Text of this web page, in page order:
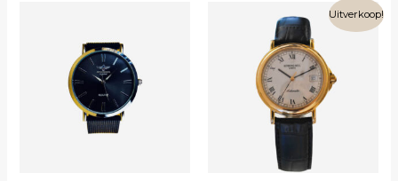
Uitverkoop!
Oorspronkelijke
was:
$119.99.
Huidige
prijs
is:
$99.99.